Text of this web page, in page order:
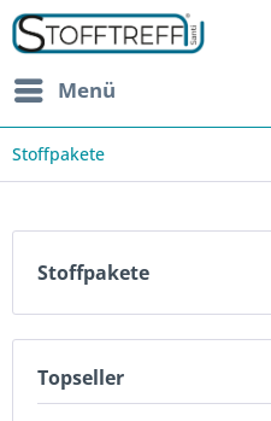
Menü
Stoffpakete
Stoffpakete
Topseller